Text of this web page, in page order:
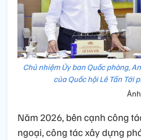
Chủ nhiệm Ủy ban Quốc phòng,
của Quốc hội Lê Tấn Tới
Năm 2026, bên cạnh công
ngoại, công tác xây dựng